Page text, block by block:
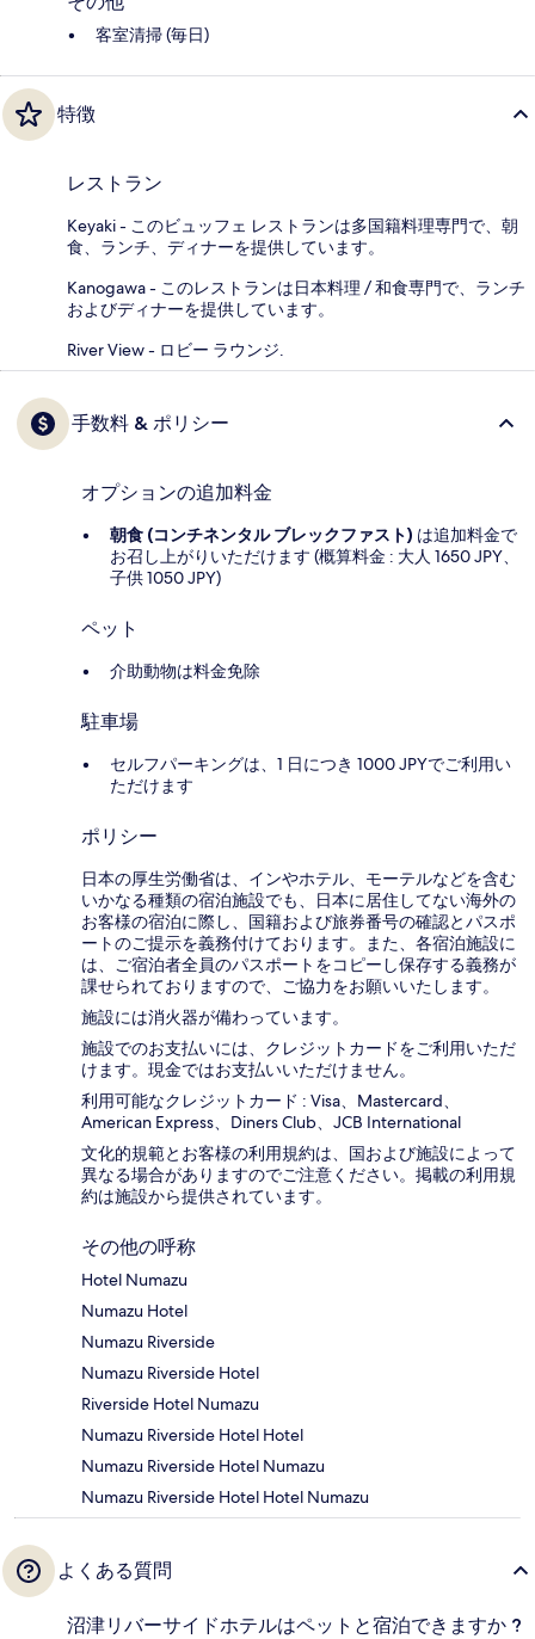
客室清掃 (毎日)
特徴
レストラン
Keyaki - このビュッフェ レストランは多国籍料理専門で、朝
食、ランチ、ディナーを提供しています。
Kanogawa - このレストランは日本料理 / 和食専門で、ランチ
およびディナーを提供しています。
River View - ロビー ラウンジ.
手数料 & ポリシー
オプションの追加料金
朝食 (コンチネンタル ブレックファスト) は追加料金で
お召し上がりいただけます (概算料金 : 大人 1650 JPY、
子供 1050 JPY)
ペット
介助動物は料金免除
駐車場
セルフパーキングは、1 日につき 1000 JPYでご利用い
ただけます
ポリシー
日本の厚生労働省は、インやホテル、モーテルなどを含む
いかなる種類の宿泊施設でも、日本に​居住してない海外の
お客様の宿泊に際し、国籍および旅券番号の確認とパスポ
ートのご提示を義務付け​ております。また、各宿泊施設に
は、ご宿泊者全員のパスポートをコピーし保存する義務が
課せられておりますの​で、ご協力をお願いいたします。
施設には消火器が備わっています。
施設でのお支払いには、クレジットカードをご利用いただ
けます。現金ではお支払いいただけません。
利用可能なクレジットカード : Visa、Mastercard、
American Express、Diners Club、JCB International
文化的規範とお客様の利用規約は、国および施設によって
異なる場合がありますのでご注意ください。掲載の利用規
約は施設から提供されています。
その他の呼称
Hotel Numazu
Numazu Hotel
Numazu Riverside
Numazu Riverside Hotel
Riverside Hotel Numazu
Numazu Riverside Hotel Hotel
Numazu Riverside Hotel Numazu
Numazu Riverside Hotel Hotel Numazu
よくある質問
沼津リバーサイドホテルはペットと宿泊できますか ?